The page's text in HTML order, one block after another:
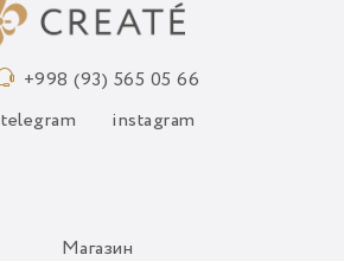
+998 (93) 565 05 66
telegram instagram
Магазин